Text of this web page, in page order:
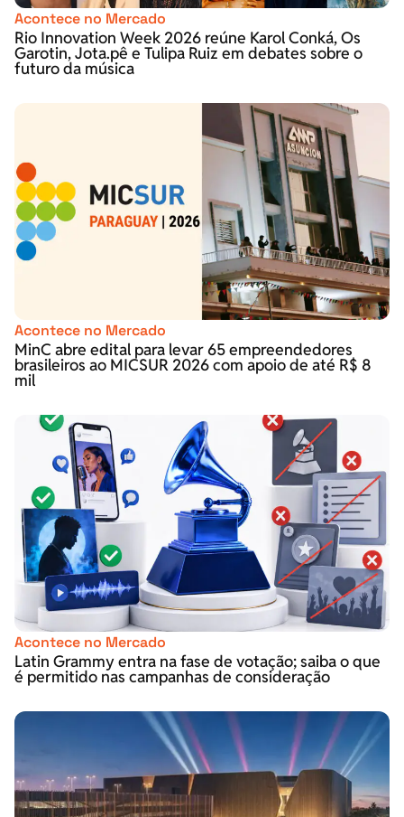
Acontece no Mercado
Rio Innovation Week 2026 reúne Karol Conká, Os
Garotin, Jota.pê e Tulipa Ruiz em debates sobre o
futuro da música
Acontece no Mercado
MinC abre edital para levar 65 empreendedores
brasileiros ao MICSUR 2026 com apoio de até R$ 8
mil
Acontece no Mercado
Latin Grammy entra na fase de votação; saiba o que
é permitido nas campanhas de consideração